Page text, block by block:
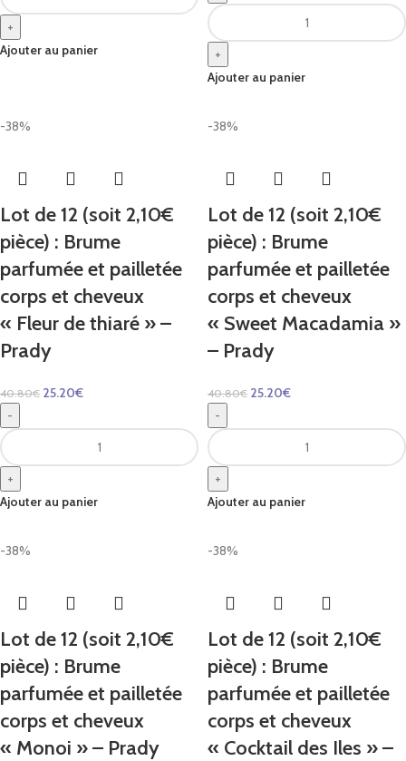
+
Ajouter au panier
+
Ajouter au panier
-38%
Lot de 12 (soit 2,10€
pièce) : Brume
parfumée et pailletée
corps et cheveux
« Fleur de thiaré » –
Prady
40.80€ 25.20€
-
+
Ajouter au panier
-38%
Lot de 12 (soit 2,10€
pièce) : Brume
parfumée et pailletée
corps et cheveux
« Sweet Macadamia »
– Prady
40.80€ 25.20€
-
+
Ajouter au panier
-38%
Lot de 12 (soit 2,10€
pièce) : Brume
parfumée et pailletée
corps et cheveux
« Monoi » – Prady
-38%
Lot de 12 (soit 2,10€
pièce) : Brume
parfumée et pailletée
corps et cheveux
« Cocktail des Iles » –